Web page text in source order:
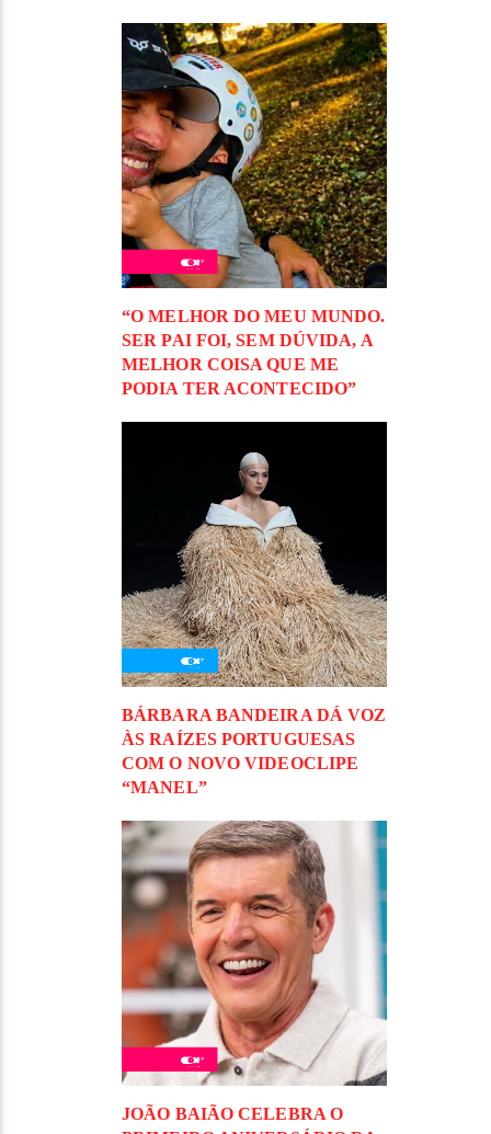
“O MELHOR DO MEU MUNDO.
SER PAI FOI, SEM DÚVIDA, A
MELHOR COISA QUE ME
PODIA TER ACONTECIDO”
BÁRBARA BANDEIRA DÁ VOZ
ÀS RAÍZES PORTUGUESAS
COM O NOVO VIDEOCLIPE
“MANEL”
JOÃO BAIÃO CELEBRA O